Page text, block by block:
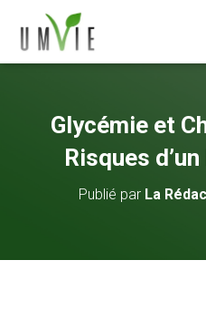
Glycémie et
Risques
Publié par La